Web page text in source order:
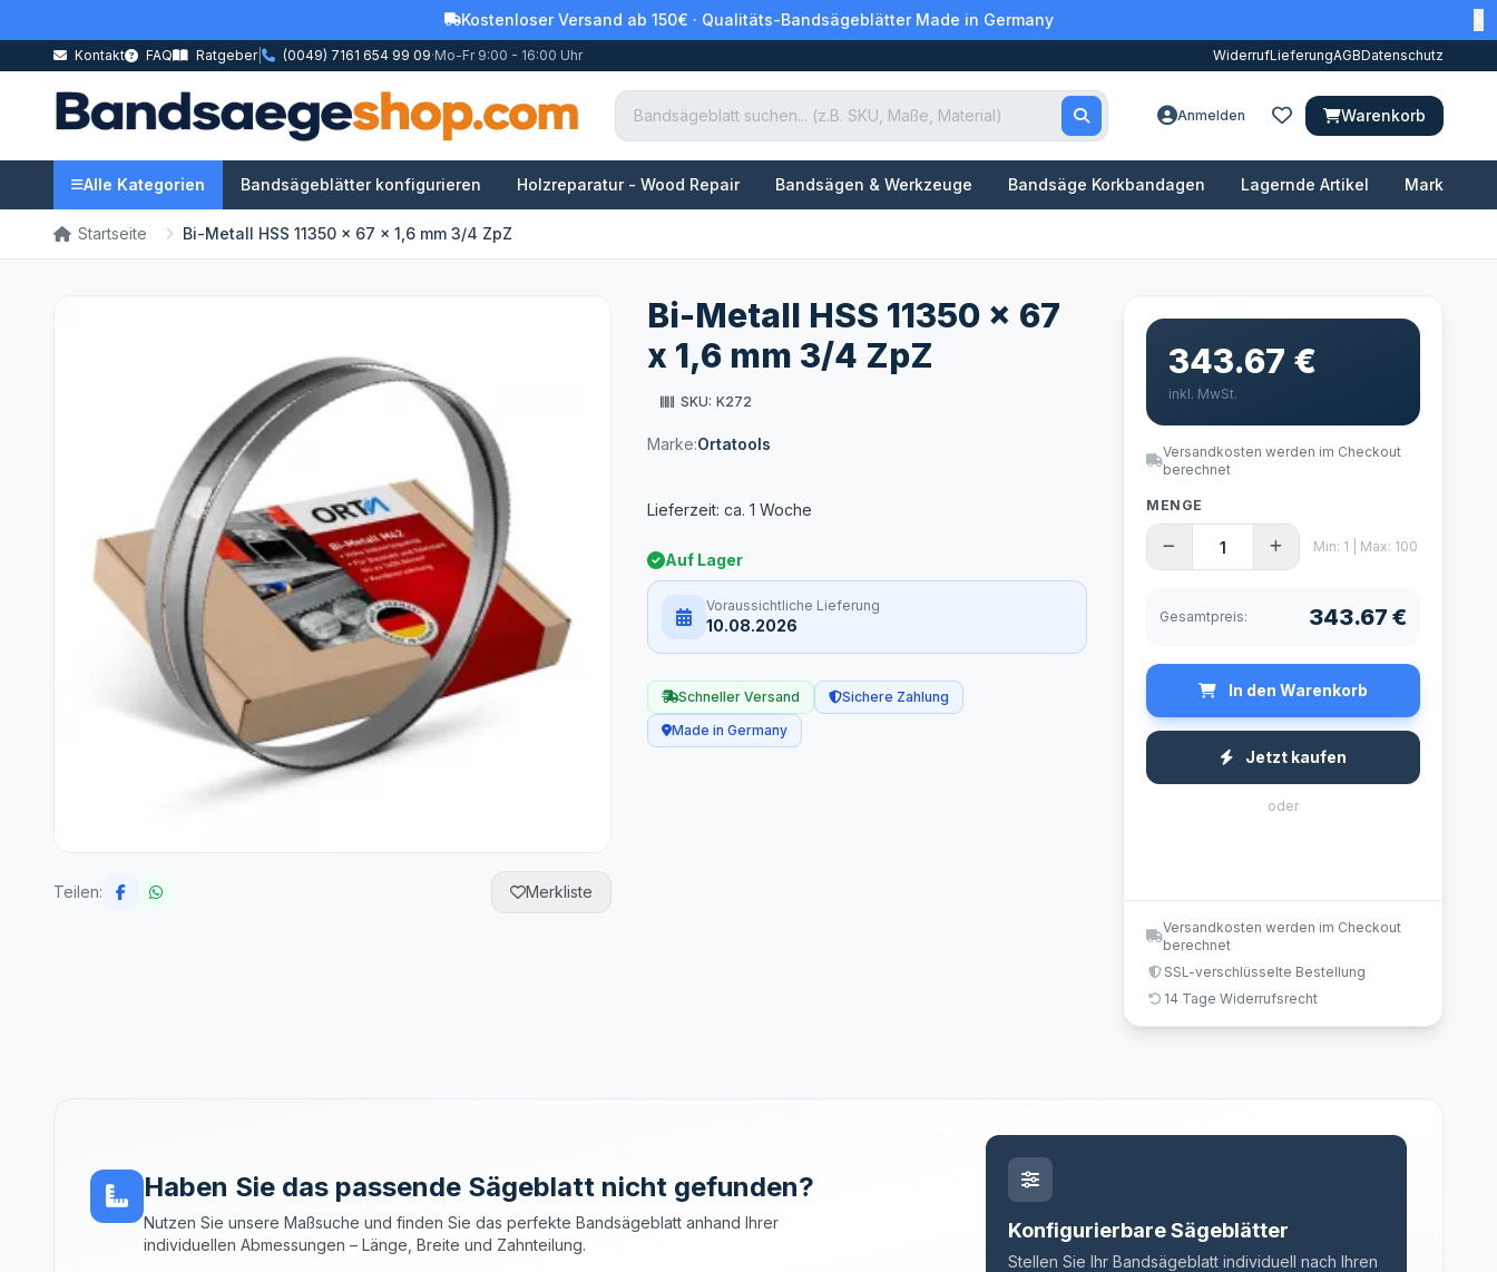
Kostenloser Versand ab 150€ · Qualitäts-Bandsägeblätter Made in Germany
Kontakt FAQ Ratgeber| (0049) 7161 654 99 09·Mo-Fr 9:00 - 16:00 Uhr WiderrufLieferungAGBDatenschutz
Anmelden Warenkorb
Alle Kategorien Bandsägeblätter konfigurieren Holzreparatur - Wood Repair Bandsägen & Werkzeuge Bandsäge Korkbandagen Lagernde Artikel Marken
Startseite Bi-Metall HSS 11350 x 67 x 1,6 mm 3/4 ZpZ
Teilen: Merkliste
Bi-Metall HSS 11350 x 67
x 1,6 mm 3/4 ZpZ
SKU: K272
Marke:Ortatools
Auf Lager
Voraussichtliche Lieferung
10.08.2026
Schneller Versand
Sichere Zahlung
Made in Germany
343.67 €
inkl. MwSt.
Versandkosten werden im Checkout
berechnet
MENGE
Min: 1 | Max: 100
Gesamtpreis: 343.67 €
In den Warenkorb
Jetzt kaufen
oder
Versandkosten werden im Checkout
berechnet
SSL-verschlüsselte Bestellung
14 Tage Widerrufsrecht
Haben Sie das passende Sägeblatt nicht gefunden?
Nutzen Sie unsere Maßsuche und finden Sie das perfekte Bandsägeblatt anhand Ihrer
individuellen Abmessungen – Länge, Breite und Zahnteilung.
Konfigurierbare Sägeblätter
Stellen Sie Ihr Bandsägeblatt individuell nach Ihren